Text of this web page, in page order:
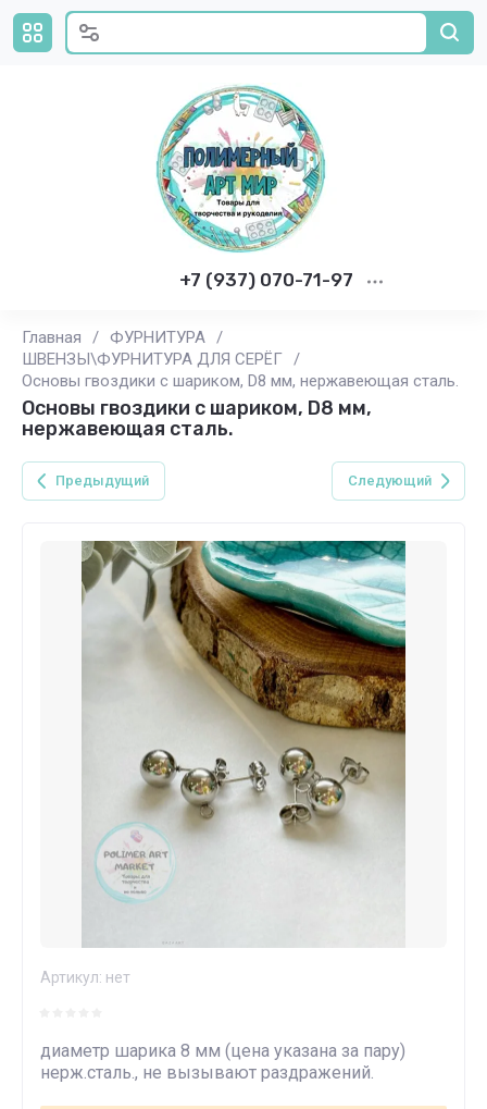
+7 (937) 070-71-97
Главная / ФУРНИТУРА /
ШВЕНЗЫ\ФУРНИТУРА ДЛЯ СЕРЁГ /
Основы гвоздики с шариком, D8 мм, нержавеющая сталь.
Основы гвоздики с шариком, D8 мм,
нержавеющая сталь.
Предыдущий Следующий
Артикул: нет
диаметр шарика 8 мм (цена указана за пару)
нерж.сталь., не вызывают раздражений.